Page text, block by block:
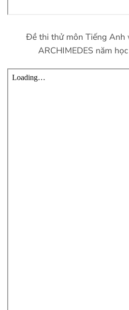
Đề thi thử môn Tiếng Anh
ARCHIMEDES năm